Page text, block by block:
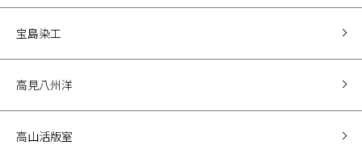
宝島染工
高見八州洋
高山活版室